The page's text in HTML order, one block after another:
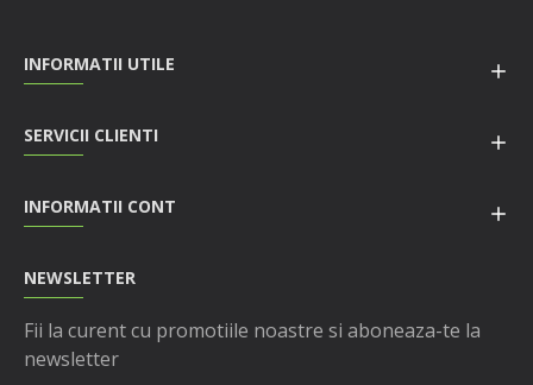
INFORMATII UTILE
SERVICII CLIENTI
INFORMATII CONT
NEWSLETTER
Fii la curent cu promotiile noastre si aboneaza-te la
newsletter